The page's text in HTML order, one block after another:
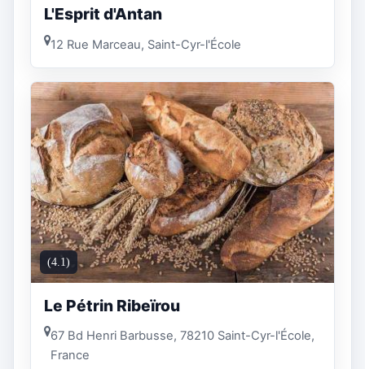
L'Esprit d'Antan
12 Rue Marceau, Saint-Cyr-l'École
(4.1)
Le Pétrin Ribeïrou
67 Bd Henri Barbusse, 78210 Saint-Cyr-l'École,
France